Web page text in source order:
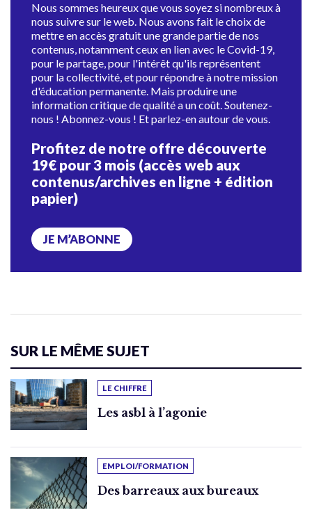
Nous sommes heureux que vous soyez si nombreux à
nous suivre sur le web. Nous avons fait le choix de
mettre en accès gratuit une grande partie de nos
contenus, notamment ceux en lien avec le Covid-19,
pour le partage, pour l'intérêt qu'ils représentent
pour la collectivité, et pour répondre à notre mission
d'éducation permanente. Mais produire une
information critique de qualité a un coût. Soutenez-
nous ! Abonnez-vous ! Et parlez-en autour de vous.
Profitez de notre offre découverte
19€ pour 3 mois (accès web aux
contenus/archives en ligne + édition
papier)
JE M’ABONNE
SUR LE MÊME SUJET
LE CHIFFRE
Les asbl à l’agonie
EMPLOI/FORMATION
Des barreaux aux bureaux